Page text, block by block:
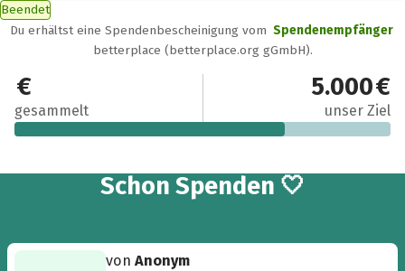
Beendet
Du erhältst eine Spendenbescheinigung vom Spendenempfänger
betterplace (betterplace.org gGmbH).
3.600 €
gesammelt
5.000 €
unser Ziel
Schon 37
Spenden 🤍
vonAnonym